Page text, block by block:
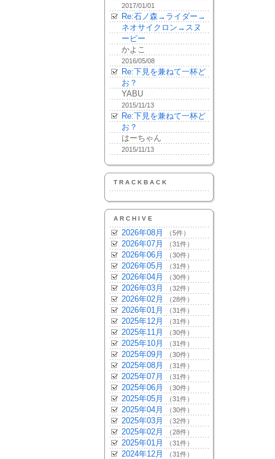
2017/01/01
Re:石ノ森→ライダー→
ネオサイクロン→スヌ
ーピー
かよこ
2016/05/08
Re:下見を兼ねて一杯ど
お？
YABU
2015/11/13
Re:下見を兼ねて一杯ど
お？
はーちゃん
2015/11/13
TRACKBACK
ARCHIVE
2026年08月 （5件）
2026年07月 （31件）
2026年06月 （30件）
2026年05月 （31件）
2026年04月 （30件）
2026年03月 （32件）
2026年02月 （28件）
2026年01月 （31件）
2025年12月 （31件）
2025年11月 （30件）
2025年10月 （31件）
2025年09月 （30件）
2025年08月 （31件）
2025年07月 （31件）
2025年06月 （30件）
2025年05月 （31件）
2025年04月 （30件）
2025年03月 （32件）
2025年02月 （28件）
2025年01月 （31件）
2024年12月 （31件）